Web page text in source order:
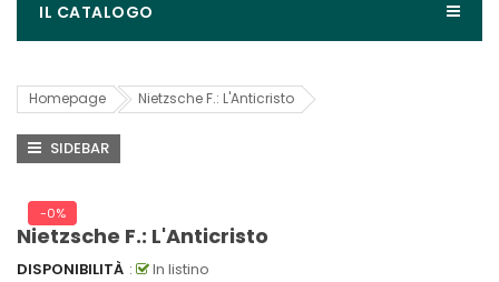
IL CATALOGO
Homepage Nietzsche F.: L'Anticristo
SIDEBAR
-0%
Nietzsche F.: L'Anticristo
DISPONIBILITÀ :
In listino